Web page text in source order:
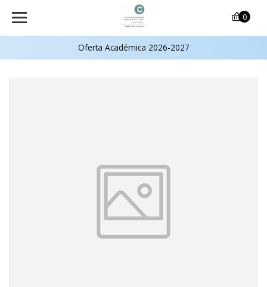
Oferta Académica 2026-2027
0